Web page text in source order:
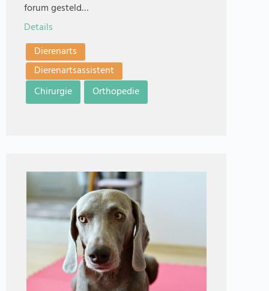
forum gesteld…
Details
Dierenarts
Dierenartsassistent
Chirurgie
Orthopedie